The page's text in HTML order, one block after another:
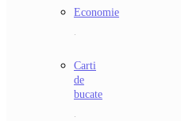
Economie
.
Carti
de
bucate
.